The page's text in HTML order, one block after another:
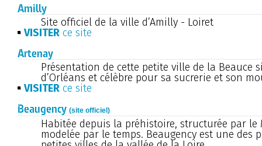
Amilly
Site officiel de la ville d’Amilly - Loiret
VISITER ce site
Artenay
Présentation de cette petite ville de la Beauce
d’Orléans et célèbre pour sa sucrerie et son
VISITER ce site
Beaugency (site officiel)
Habitée depuis la préhistoire, structurée par le
modelée par le temps. Beaugency est une des